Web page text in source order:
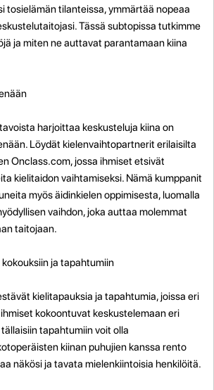
tosielämän tilanteissa, ymmärtää nopeaa
Tässä subtopissa tutkimme
ja miten ne auttavat parantamaan kiina
harjoittaa keskusteluja kiina on
Löydät kielenvaihtopartnerit erilaisilta
Onclass.com, jossa ihmiset etsivät
kielitaidon vaihtamiseksi. Nämä kumppanit
myös äidinkielen oppimisesta, luomalla
vaihdon, joka auttaa molemmat
taitojaan.
ja tapahtumiin
kielitapauksia ja tapahtumia, joissa eri
kokoontuvat keskustelemaan eri
tapahtumiin voit olla
kiinan puhujien kanssa rento
näkösi ja tavata mielenkiintoisia henkilöitä.